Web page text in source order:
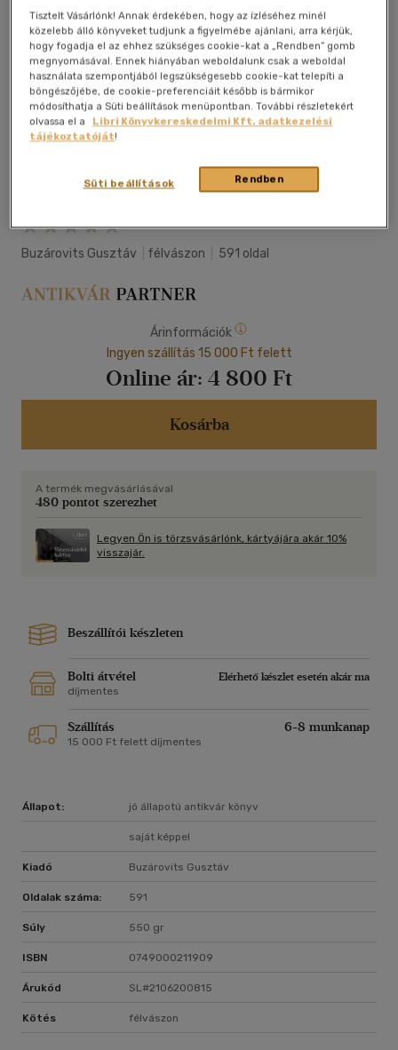
Kívánságlistához adom Megosztom
Buzárovits Gusztáv félvászon 591 oldal
Árinformációk
Ingyen szállítás 15 000 Ft felett
Online ár: 4 800 Ft
Kosárba
A termék megvásárlásával
480 pontot szerezhet
Legyen Ön is törzsvásárlónk, kártyájára akár 10%
visszajár.
Beszállítói készleten
Bolti átvétel
Elérhető készlet esetén akár ma
díjmentes
Szállítás 6-8 munkanap
15 000 Ft felett díjmentes
Állapot: jó állapotú antikvár könyv
saját képpel
Kiadó Buzárovits Gusztáv
Oldalak száma: 591
Súly 550 gr
ISBN 0749000211909
Árukód SL#2106200815
Kötés félvászon
Tisztelt Vásárlónk! Annak érdekében, hogy az ízléséhez minél
közelebb álló könyveket tudjunk a figyelmébe ajánlani, arra kérjük,
hogy fogadja el az ehhez szükséges cookie-kat a „Rendben” gomb
megnyomásával. Ennek hiányában weboldalunk csak a weboldal
használata szempontjából legszükségesebb cookie-kat telepíti a
böngészőjébe, de cookie-preferenciáit később is bármikor
módosíthatja a Süti beállítások menüpontban. További részletekért
olvassa el a
Libri Könyvkereskedelmi Kft. adatkezelési
tájékoztatóját!
Rendben
Süti beállítások